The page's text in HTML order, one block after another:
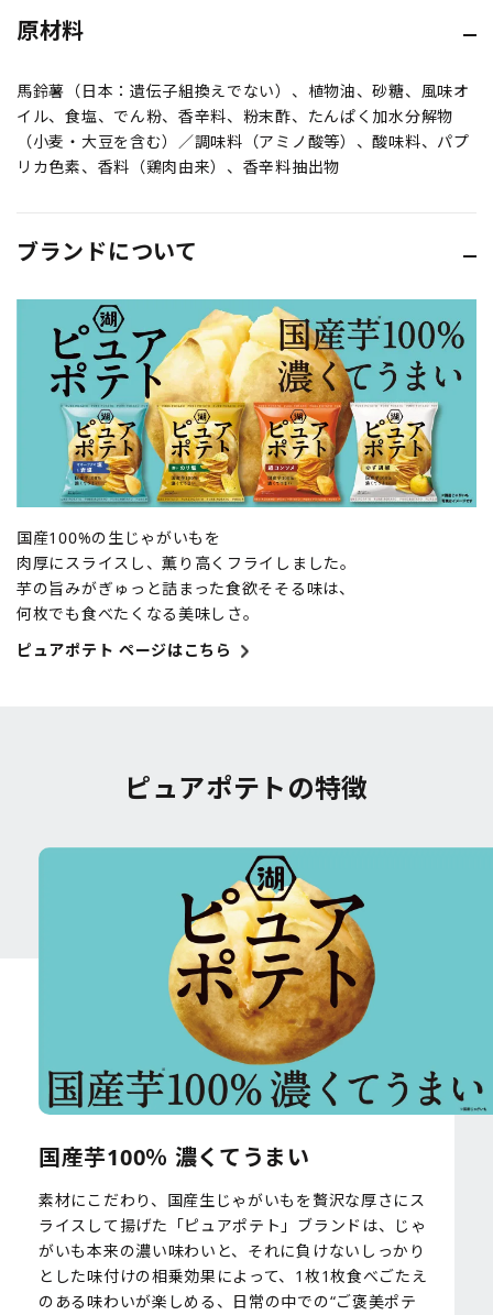
原材料
馬鈴薯（日本：遺伝子組換えでない）、植物油、砂糖、風味オ
イル、食塩、でん粉、香辛料、粉末酢、たんぱく加水分解物
（小麦・大豆を含む）／調味料（アミノ酸等）、酸味料、パプ
リカ色素、香料（鶏肉由来）、香辛料抽出物
ブランドについて
国産100%の生じゃがいもを
肉厚にスライスし、薫り高くフライしました。
芋の旨みがぎゅっと詰まった食欲そそる味は、
何枚でも食べたくなる美味しさ。
ピュアポテト ページはこちら
ピュアポテトの特徴
国産芋100％ 濃くてうまい
素材にこだわり、国産生じゃがいもを贅沢な厚さにス
ライスして揚げた「ピュアポテト」ブランドは、じゃ
がいも本来の濃い味わいと、それに負けないしっかり
とした味付けの相乗効果によって、1枚1枚食べごたえ
のある味わいが楽しめる、日常の中での“ご褒美ポテ